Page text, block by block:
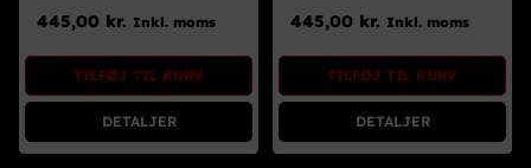
445,00 kr. Inkl. moms
TILFØJ TIL KURV
DETALJER
445,00 kr. Inkl. moms
TILFØJ TIL KURV
DETALJER